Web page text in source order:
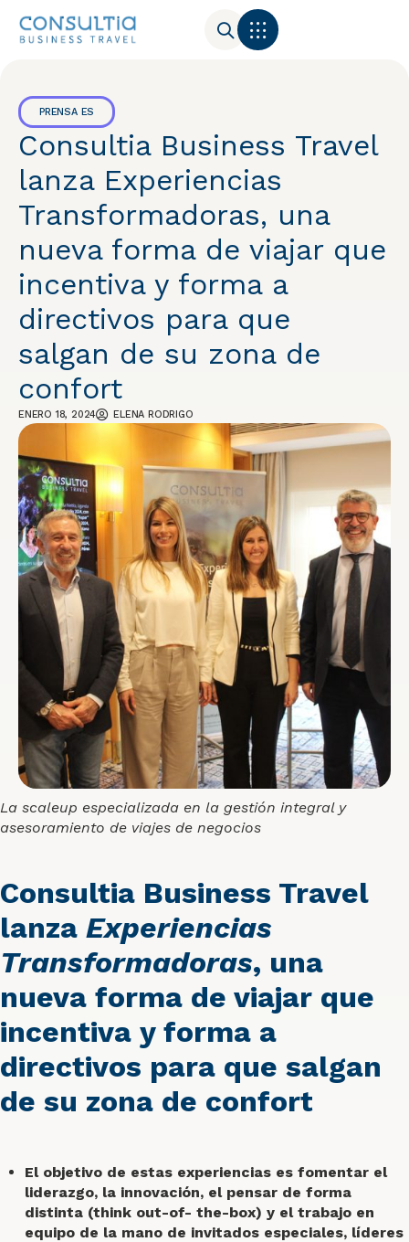
PRENSA ES
Consultia Business Travel
lanza Experiencias
Transformadoras, una
nueva forma de viajar que
incentiva y forma a
directivos para que
salgan de su zona de
confort
ENERO 18, 2024 ELENA RODRIGO
La scaleup especializada en la gestión integral y
asesoramiento de viajes de negocios
Consultia Business Travel
lanza Experiencias
Transformadoras, una
nueva forma de viajar que
incentiva y forma a
directivos para que salgan
de su zona de confort
El objetivo de estas experiencias es fomentar el
liderazgo, la innovación, el pensar de forma
distinta (think out-of- the-box) y el trabajo en
equipo de la mano de invitados especiales, líderes